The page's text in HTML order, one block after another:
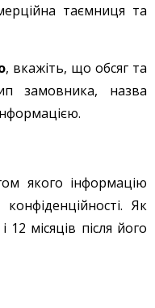
таємниця та
, вкажіть, що обсяг та
замовника, назва
якого інформацію
Як
12 місяців після його